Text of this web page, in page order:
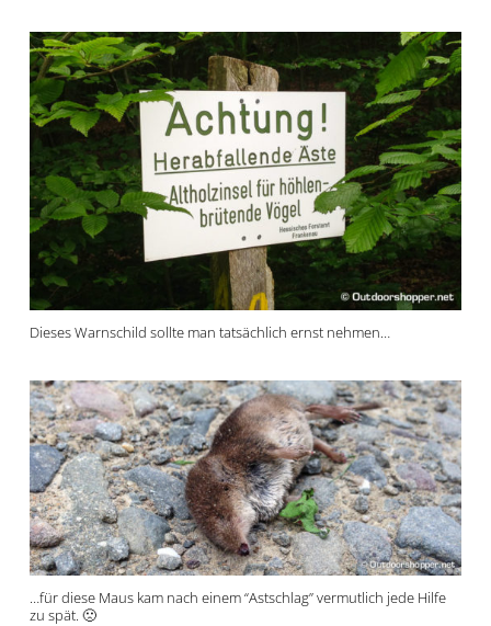
Dieses Warnschild sollte man tatsächlich ernst nehmen…
…für diese Maus kam nach einem “Astschlag” vermutlich jede Hilfe
zu spät. 🙁